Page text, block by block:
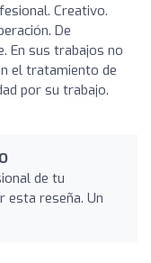
Creativo.
De
En sus trabajos no
el tratamiento de
por su trabajo.
de tu
esta reseña. Un